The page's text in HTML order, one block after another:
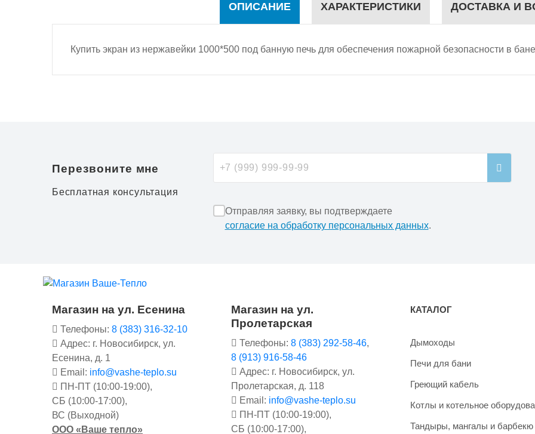
ОПИСАНИЕ ХАРАКТЕРИСТИКИ ДОСТАВКА И
Купить экран из нержавейки 1000*500 под банную печь для обеспечения пожарной безопасности в бане
Перезвоните мне
Бесплатная консультация
Отправляя заявку, вы подтверждаете
согласие на обработку персональных данных.
Магазин на ул. Есенина
Телефоны: 8 (383) 316-32-10
Адрес: г. Новосибирск, ул.
Есенина, д. 1
Email: info@vashe-teplo.su
ПН-ПТ (10:00-19:00),
СБ (10:00-17:00),
ВС (Выходной)
ООО «Ваше тепло»
Магазин на ул.
Пролетарская
Телефоны: 8 (383) 292-58-46,
8 (913) 916-58-46
Адрес: г. Новосибирск, ул.
Пролетарская, д. 118
Email: info@vashe-teplo.su
ПН-ПТ (10:00-19:00),
СБ (10:00-17:00),
КАТАЛОГ
Дымоходы
Печи для бани
Греющий кабель
Котлы и котельное
Тандыры, мангалы и барбекю